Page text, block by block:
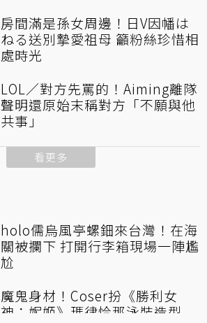
房間滿是孫女周邊！日V因幡は
ねる送別摯愛祖母 籲粉絲珍惜相
處時光
LOL／對方先罵的！Aiming離隊
聲明還原始末稱對方「不願與他
共事」
看更多
holo儒烏風亭螺鈿來台灣！在海
關被攔下 打開行李箱現場一陣尷
尬
魔鬼身材！Coser扮《勝利女
神：妮姬》瑪律恰那泳裝造型